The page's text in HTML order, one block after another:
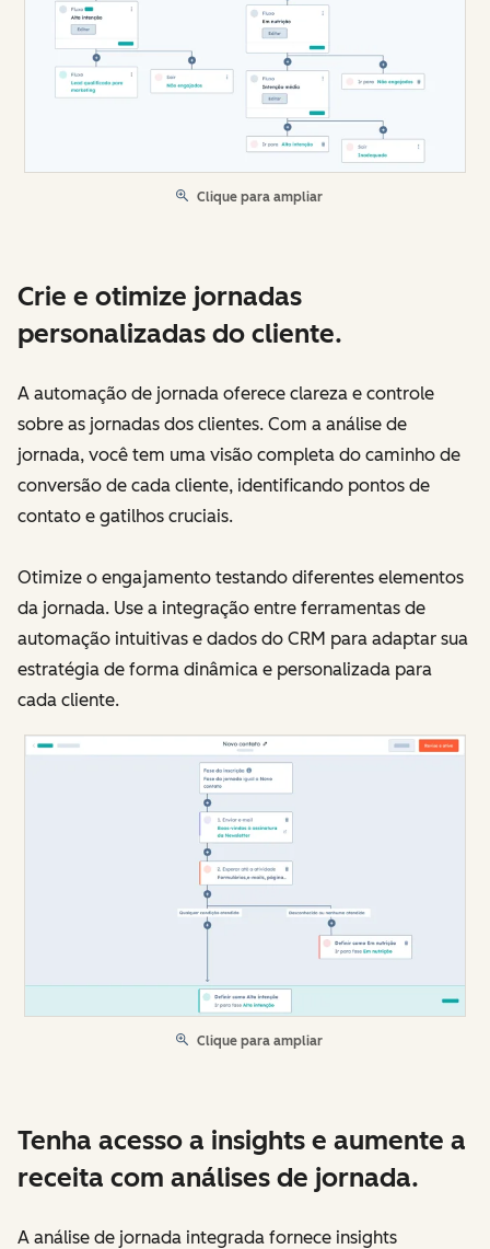
Clique para ampliar
Crie e otimize jornadas
personalizadas do cliente.
A automação de jornada oferece clareza e controle
sobre as jornadas dos clientes. Com a análise de
jornada, você tem uma visão completa do caminho de
conversão de cada cliente, identificando pontos de
contato e gatilhos cruciais.
Otimize o engajamento testando diferentes elementos
da jornada. Use a integração entre ferramentas de
automação intuitivas e dados do CRM para adaptar sua
estratégia de forma dinâmica e personalizada para
cada cliente.
Clique para ampliar
Tenha acesso a insights e aumente a
receita com análises de jornada.
A análise de jornada integrada fornece insights